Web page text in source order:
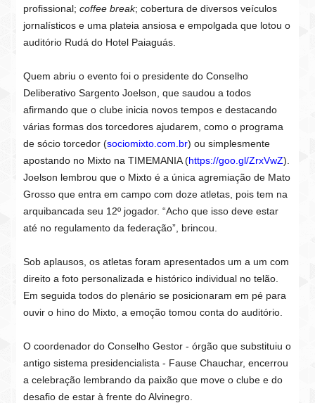
profissional;coffee break; cobertura de diversos veículos
jornalísticos e uma plateia ansiosa e empolgada que lotou o
auditório Rudá do Hotel Paiaguás.
Quem abriu o evento foi o presidente do Conselho
Deliberativo Sargento Joelson, que saudou a todos
afirmando que o clube inicia novos tempos e destacando
várias formas dos torcedores ajudarem, como o programa
de sócio torcedor (sociomixto.com.br) ou simplesmente
apostando no Mixto na TIMEMANIA (https://goo.gl/ZrxVwZ).
Joelson lembrou que o Mixto é a única agremiação de Mato
Grosso que entra em campo com doze atletas, pois tem na
arquibancada seu 12º jogador. “Acho que isso deve estar
até no regulamento da federação”, brincou.
Sob aplausos, os atletas foram apresentados um a um com
direito a foto personalizada e histórico individual no telão.
Em seguida todos do plenário se posicionaram em pé para
ouvir o hino do Mixto, a emoção tomou conta do auditório.
O coordenador do Conselho Gestor - órgão que substituiu o
antigo sistema presidencialista - Fause Chauchar, encerrou
a celebração lembrando da paixão que move o clube e do
desafio de estar à frente do Alvinegro.